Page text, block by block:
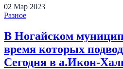
02 Мар 2023
Разное
В Ногайском
время которых
Сегодня в а.Икон-